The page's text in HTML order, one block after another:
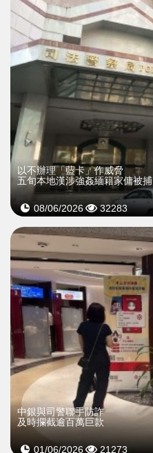
以不辦理「藍卡」作威脅
五旬本地漢涉強姦緬籍家傭被捕
08/06/2026 32283
​中銀與司警聯手防詐
及時攔截逾百萬巨款
01/06/2026 21273